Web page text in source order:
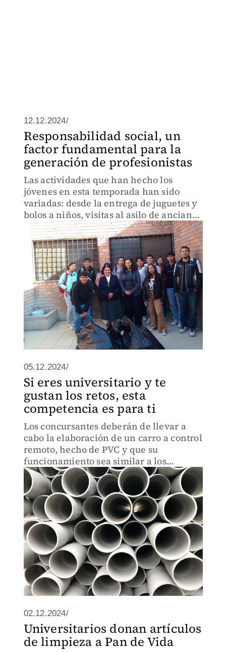
12.12.2024/
Responsabilidad social, un
factor fundamental para la
generación de profesionistas
Las actividades que han hecho los
jóvenes en esta temporada han sido
variadas: desde la entrega de juguetes y
bolos a niños, visitas al asilo de ancianos
de Lerdo, entre otras dinámicas.
05.12.2024/
Si eres universitario y te
gustan los retos, esta
competencia es para ti
Los concursantes deberán de llevar a
cabo la elaboración de un carro a control
remoto, hecho de PVC y que su
funcionamiento sea similar a los
existentes en el mercado.
02.12.2024/
Universitarios donan artículos
de limpieza a Pan de Vida